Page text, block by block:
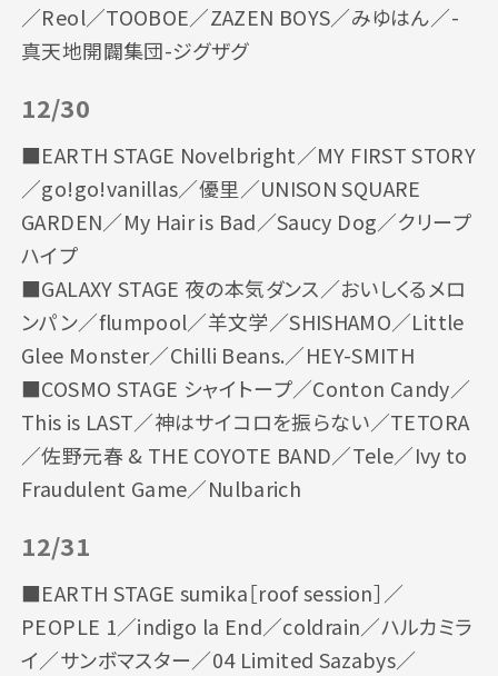
最新情報 開催概要
／Reol／TOOBOE／ZAZEN BOYS／みゆはん／-
真天地開闢集団-ジグザグ
12/30
■EARTH STAGE Novelbright／MY FIRST STORY
／go!go!vanillas／優里／UNISON SQUARE
GARDEN／My Hair is Bad／Saucy Dog／クリープ
ハイプ
■GALAXY STAGE 夜の本気ダンス／おいしくるメロ
ンパン／flumpool／羊文学／SHISHAMO／Little
Glee Monster／Chilli Beans.／HEY-SMITH
■COSMO STAGE シャイトープ／Conton Candy／
This is LAST／神はサイコロを振らない／TETORA
／佐野元春 & THE COYOTE BAND／Tele／Ivy to
Fraudulent Game／Nulbarich
12/31
■EARTH STAGE sumika［roof session］／
PEOPLE 1／indigo la End／coldrain／ハルカミラ
イ／サンボマスター／04 Limited Sazabys／